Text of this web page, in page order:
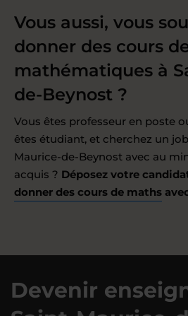
Vous aussi, vous
donner des cours
mathématiques à
de-Beynost ?
Vous êtes professeur en poste
êtes étudiant, et cherchez un
Maurice-de-Beynost avec au
acquis ? Déposez votre
donner des cours de maths
Devenir